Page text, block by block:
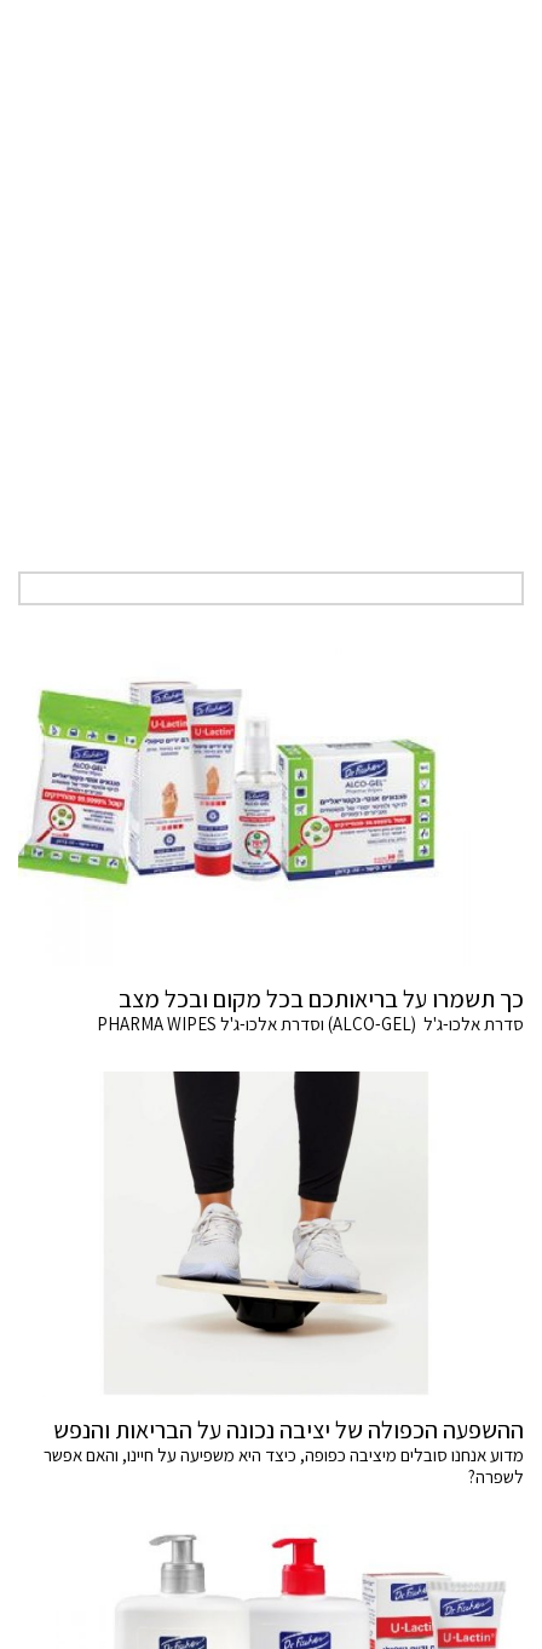
כך תשמרו על בריאותכם בכל מקום ובכל מצב
סדרת אלכו-ג'ל (ALCO-GEL) וסדרת אלכו-ג'ל PHARMA WIPES
ההשפעה הכפולה של יציבה נכונה על הבריאות והנפש
מדוע אנחנו סובלים מיציבה כפופה, כיצד היא משפיעה על חיינו, והאם אפשר
לשפרה?